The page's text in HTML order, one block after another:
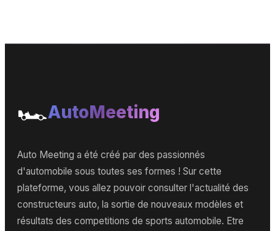
🏎️AutoMeeting
Auto Meeting a été créé par des passionnés
d'automobile sous toutes ses formes ! Sur cette
plateforme, vous allez pouvoir consulter l'actualité des
constructeurs auto, la sortie de nouveaux modèles et
résultats des competitions de sports automobile. Etre